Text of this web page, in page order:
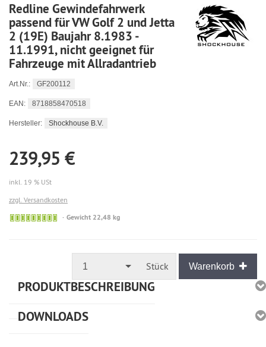
Redline Gewindefahrwerk
passend für VW Golf 2 und Jetta
2 (19E) Baujahr 8.1983 -
11.1991, nicht geeignet für
Fahrzeuge mit Allradantrieb
Art.Nr.: GF200112
EAN: 8718858470518
Hersteller: Shockhouse B.V.
239,95 €
inkl. 19 % USt
zzgl. Versandkosten
🟢 Gewicht 22,48 kg
1 Stück Warenkorb
PRODUKTBESCHREIBUNG
DOWNLOADS